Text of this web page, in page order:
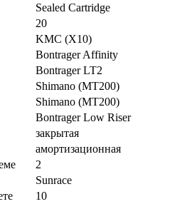
Sealed Cartridge
20
KMC (X10)
Bontrager Affinity
Bontrager LT2
Shimano (MT200)
Shimano (MT200)
Bontrager Low Riser
закрытая
амортизационная
2
Sunrace
10